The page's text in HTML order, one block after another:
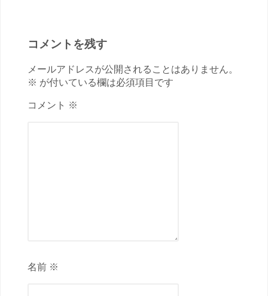
コメントを残す
メールアドレスが公開されることはありません。
※ が付いている欄は必須項目です
コメント ※
名前 ※